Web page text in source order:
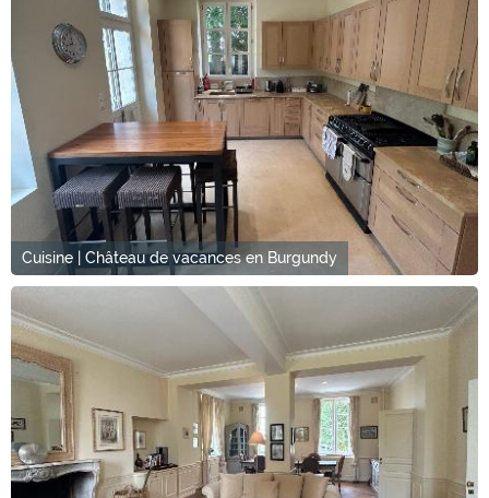
Cuisine | Château de vacances en Burgundy